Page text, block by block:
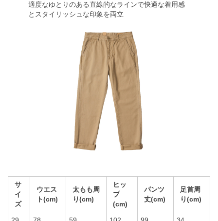
適度なゆとりのある直線的なラインで快適な着用感
とスタイリッシュな印象を両立
サ
イ
ズ
ウエス
ト(cm)
太もも周
り(cm)
ヒッ
プ
(cm)
パンツ
丈(cm)
足首周
り(cm)